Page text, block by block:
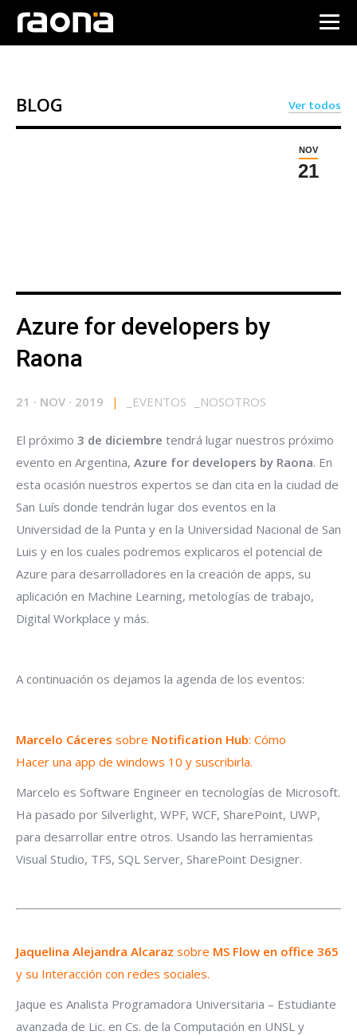
BLOG Ver todos
NOV
21
Azure for developers by
Raona
21 · NOV · 2019 | EVENTOS NOSOTROS
El próximo 3 de diciembre tendrá lugar nuestros próximo
evento en Argentina, Azure for developers by Raona. En
esta ocasión nuestros expertos se dan cita en la ciudad de
San Luís donde tendrán lugar dos eventos en la
Universidad de la Punta y en la Universidad Nacional de San
Luis y en los cuales podremos explicaros el potencial de
Azure para desarrolladores en la creación de apps, su
aplicación en Machine Learning, metologías de trabajo,
Digital Workplace y más.
A continuación os dejamos la agenda de los eventos:
Marcelo Cáceres sobre Notification Hub: Cómo
Hacer una app de windows 10 y suscribirla.
Marcelo es Software Engineer en tecnologías de Microsoft.
Ha pasado por Silverlight, WPF, WCF, SharePoint, UWP,
para desarrollar entre otros. Usando las herramientas
Visual Studio, TFS, SQL Server, SharePoint Designer.
Jaquelina Alejandra Alcaraz sobre MS Flow en office 365
y su Interacción con redes sociales.
Jaque es Analista Programadora Universitaria – Estudiante
avanzada de Lic. en Cs. de la Computación en UNSL y